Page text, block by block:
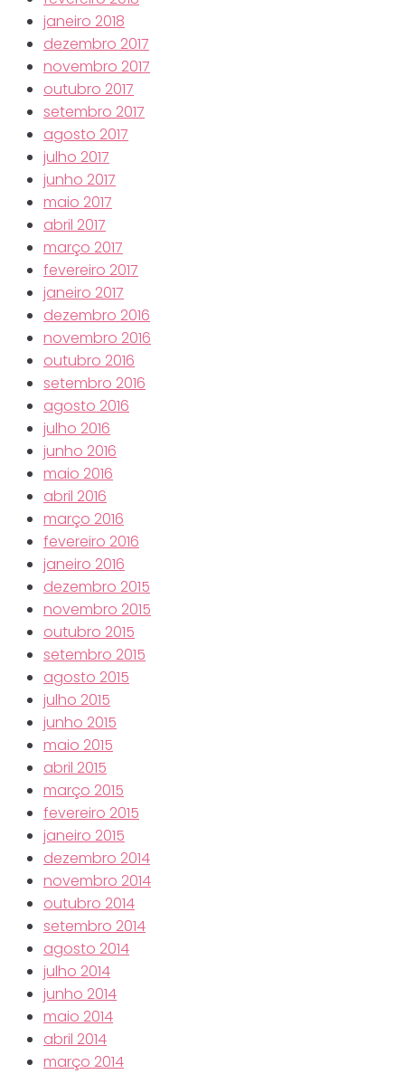
janeiro 2018
dezembro 2017
novembro 2017
outubro 2017
setembro 2017
agosto 2017
julho 2017
junho 2017
maio 2017
abril 2017
março 2017
fevereiro 2017
janeiro 2017
dezembro 2016
novembro 2016
outubro 2016
setembro 2016
agosto 2016
julho 2016
junho 2016
maio 2016
abril 2016
março 2016
fevereiro 2016
janeiro 2016
dezembro 2015
novembro 2015
outubro 2015
setembro 2015
agosto 2015
julho 2015
junho 2015
maio 2015
abril 2015
março 2015
fevereiro 2015
janeiro 2015
dezembro 2014
novembro 2014
outubro 2014
setembro 2014
agosto 2014
julho 2014
junho 2014
maio 2014
abril 2014
março 2014